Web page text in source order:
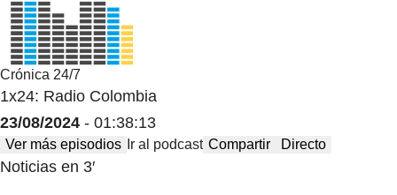
Crónica 24/7
1x24: Radio Colombia
23/08/2024 - 01:38:13
Ver más episodios Ir al podcast Compartir Directo
Noticias en 3′